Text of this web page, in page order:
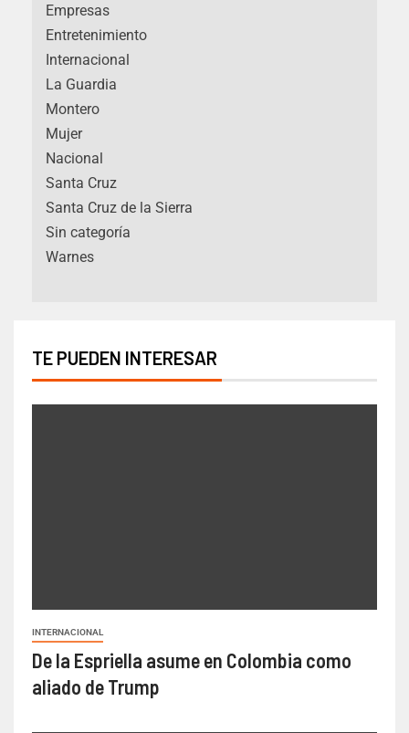
Empresas
Entretenimiento
Internacional
La Guardia
Montero
Mujer
Nacional
Santa Cruz
Santa Cruz de la Sierra
Sin categoría
Warnes
TE PUEDEN INTERESAR
INTERNACIONAL
De la Espriella asume en Colombia como
aliado de Trump